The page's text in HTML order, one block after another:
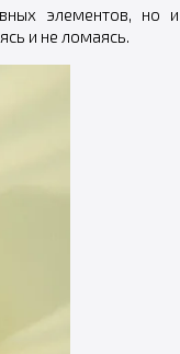
элементов, но
и не ломаясь.